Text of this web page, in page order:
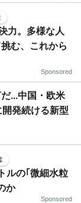
力。多様な人
む、これから
Sponsored
...中国・欧米
発続ける新型
ルの｢微細水粒
か
Sponsored